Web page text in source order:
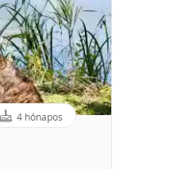
4 hónapos